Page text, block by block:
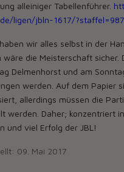
alleiniger Tabellenführer.
ligen/jbln-1617/
wir alles selbst in der
wäre die Meisterschaft sicher.
Delmenhorst und am
werden. Auf dem Papier
allerdings müssen die
werden. Daher; konzentriert
und viel Erfolg der JBL!
09. Mai 2017